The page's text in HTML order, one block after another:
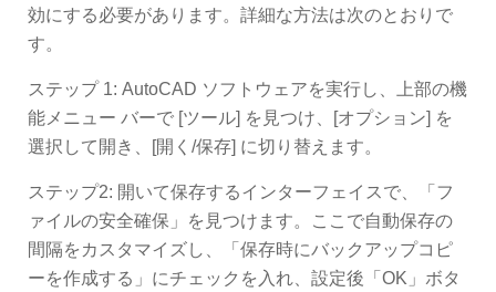
効にする必要があります。詳細な方法は次のとおりで
す。
ステップ 1: AutoCAD ソフトウェアを実行し、上部の機
能メニュー バーで [ツール] を見つけ、[オプション] を
選択して開き、[開く/保存] に切り替えます。
ステップ2: 開いて保存するインターフェイスで、「フ
ァイルの安全確保」を見つけます。ここで自動保存の
間隔をカスタマイズし、「保存時にバックアップコピ
ーを作成する」にチェックを入れ、設定後「OK」ボタ